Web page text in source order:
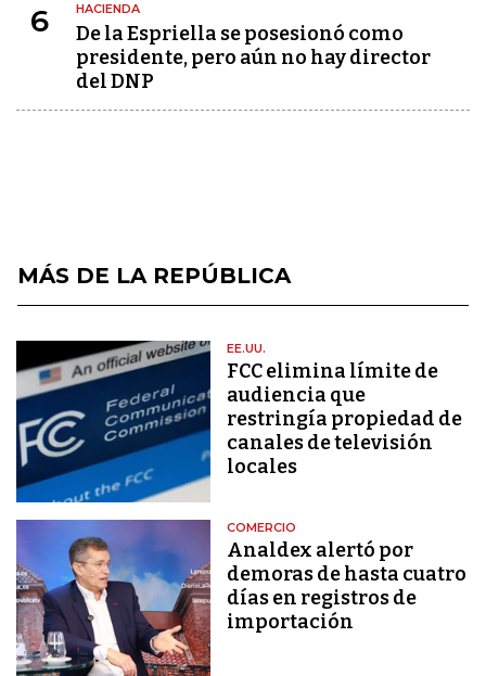
6 HACIENDA
De la Espriella se posesionó como
presidente, pero aún no hay director
del DNP
MÁS DE LA REPÚBLICA
EE.UU.
FCC elimina límite de
audiencia que
restringía propiedad de
canales de televisión
locales
COMERCIO
Analdex alertó por
demoras de hasta cuatro
días en registros de
importación